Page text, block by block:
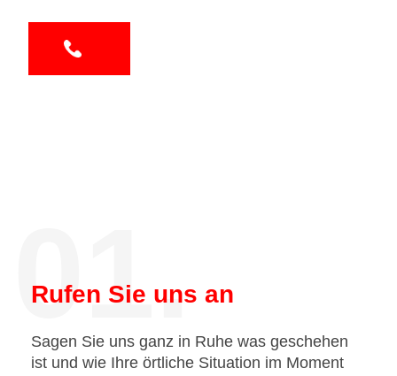
01.
Rufen Sie uns an
Sagen Sie uns ganz in Ruhe was geschehen
ist und wie Ihre örtliche Situation im Moment